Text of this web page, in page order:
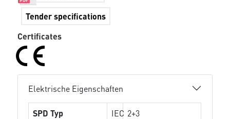
Tender specifications
Certificates
Elektrische Eigenschaften
SPD Typ IEC 2+3